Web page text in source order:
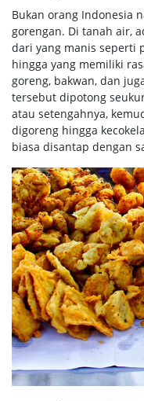
Bukan orang Indonesia
gorengan. Di tanah air,
dari yang manis seperti
hingga yang memiliki
goreng, bakwan, dan
tersebut dipotong
atau setengahnya,
digoreng hingga
biasa disantap dengan